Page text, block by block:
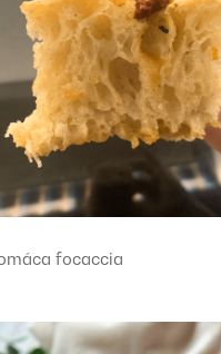
focaccia